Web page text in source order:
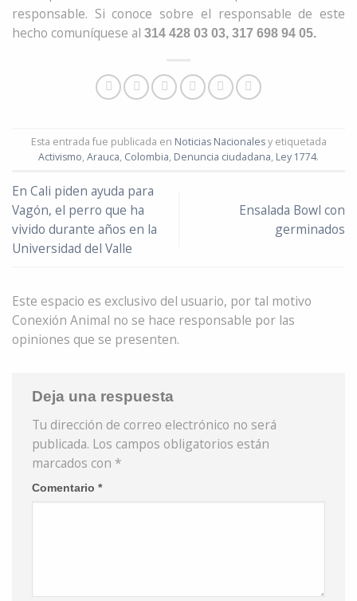
responsable. Si conoce sobre el responsable de este
hecho comuníquese al 314 428 03 03, 317 698 94 05.
Esta entrada fue publicada en Noticias Nacionalesy etiquetada
Activismo, Arauca, Colombia, Denuncia ciudadana, Ley 1774.
En Cali piden ayuda para
Vagón, el perro que ha
vivido durante años en la
Universidad del Valle
Ensalada Bowl con
germinados
Este espacio es exclusivo del usuario, por tal motivo
Conexión Animal no se hace responsable por las
opiniones que se presenten.
Deja una respuesta
Tu dirección de correo electrónico no será
publicada. Los campos obligatorios están
marcados con *
Comentario *